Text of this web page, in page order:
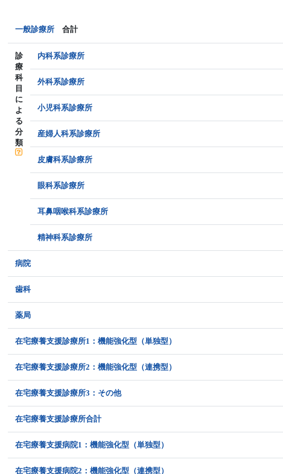
一般診療所 合計
診
療
科
目
に
よ
る
分
類
内科系診療所
外科系診療所
小児科系診療所
産婦人科系診療所
皮膚科系診療所
眼科系診療所
耳鼻咽喉科系診療所
精神科系診療所
病院
歯科
薬局
在宅療養支援診療所1：機能強化型（単独型）
在宅療養支援診療所2：機能強化型（連携型）
在宅療養支援診療所3：その他
在宅療養支援診療所合計
在宅療養支援病院1：機能強化型（単独型）
在宅療養支援病院2：機能強化型（連携型）